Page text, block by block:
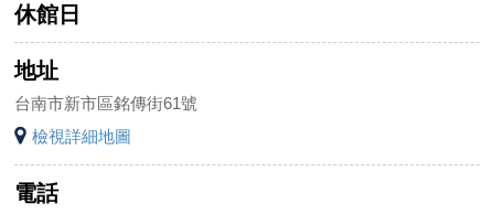
休館日
地址
台南市新市區銘傳街61號
檢視詳細地圖
電話